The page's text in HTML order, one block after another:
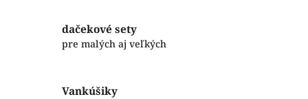
dačekové sety
pre malých aj veľkých
Vankúšiky